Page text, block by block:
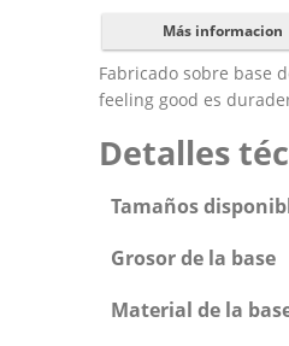
Más informacion
Fabricado sobre base
feeling good es
Detalles
Tamaños
Grosor de la base
Material de la